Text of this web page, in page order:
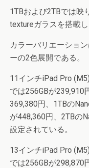
1TBおよび2TBでは映
textureガラスを搭載
カラーバリエーショ
ーの2色展開である。
11インチiPad Pro
では256GBが239,910
369,380円、1TBの
が448,360円、2TBの
設定されている。
13インチiPad Pro
では256GBが298,870